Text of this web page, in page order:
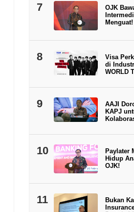
7
OJK
Menguat!
8
Visa
di
WORLD
9
AAJI
KAPJ
10
Paylater
Hidup
OJK!
11
Bukan